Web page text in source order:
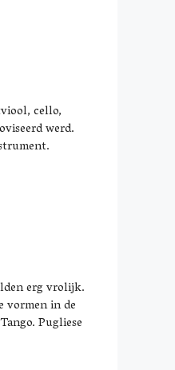
cello,
werd.
erg vrolijk.
vormen in de
Pugliese